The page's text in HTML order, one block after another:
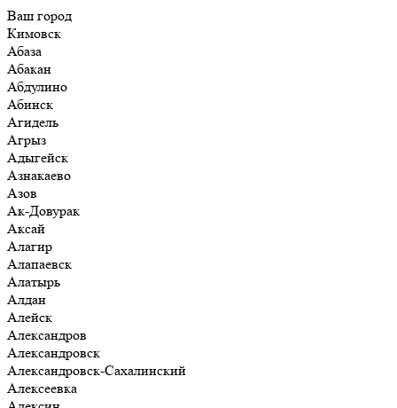
Ваш город
Кимовск
Абаза
Абакан
Абдулино
Абинск
Агидель
Агрыз
Адыгейск
Азнакаево
Азов
Ак-Довурак
Аксай
Алагир
Алапаевск
Алатырь
Алдан
Алейск
Александров
Александровск
Александровск-Сахалинский
Алексеевка